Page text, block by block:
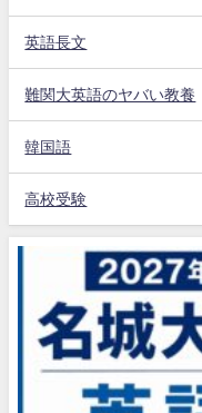
英語長文
難関大英語のヤバい教養
韓国語
高校受験